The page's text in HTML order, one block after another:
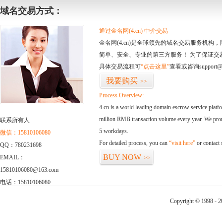
域名交易方式：
联系所有人
微信：15810106080
QQ：780231698
EMAIL：
15810106080@163.com
电话：15810106080
通过金名网(4.cn) 中介交易
金名网(4.cn)是全球领先的域名交易服务机构
简单、安全、专业的第三方服务！ 为了保证
具体交易流程可“点击这里”查看或咨询
我要购买 >>
Process Overview:
4.cn is a world leading domain escrow service
million RMB transaction volume every year. We
5 workdays.
For detailed process, you can “visit here” or contact
BUY NOW >>
Copyright © 1998 -